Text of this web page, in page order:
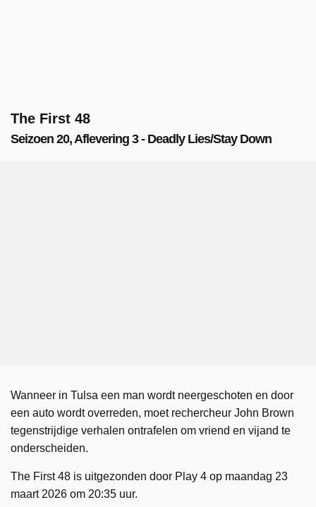
The First 48
Seizoen 20, Aflevering 3 - Deadly Lies/Stay Down
Wanneer in Tulsa een man wordt neergeschoten en door
een auto wordt overreden, moet rechercheur John Brown
tegenstrijdige verhalen ontrafelen om vriend en vijand te
onderscheiden.
The First 48 is uitgezonden door Play 4 op maandag 23
maart 2026 om 20:35 uur.